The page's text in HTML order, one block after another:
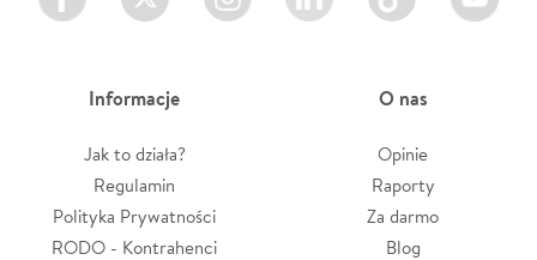
Informacje
Jak to działa?
Regulamin
Polityka Prywatności
RODO - Kontrahenci
O nas
Opinie
Raporty
Za darmo
Blog